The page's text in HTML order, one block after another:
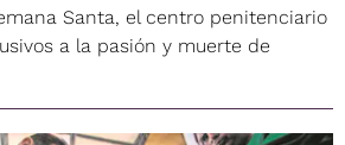
Santa, el centro penitenciario
a la pasión y muerte de